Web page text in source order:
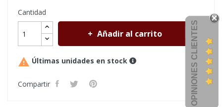
Cantidad
Añadir al carrito
 Últimas unidades en stock
Compartir OPINIONES CLIENTES